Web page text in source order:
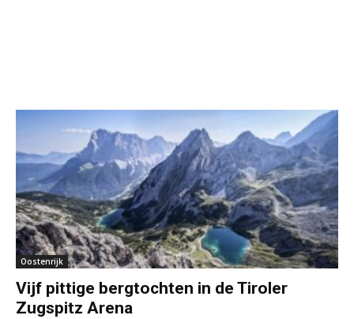
Oostenrijk
Vijf pittige bergtochten in de Tiroler
Zugspitz Arena